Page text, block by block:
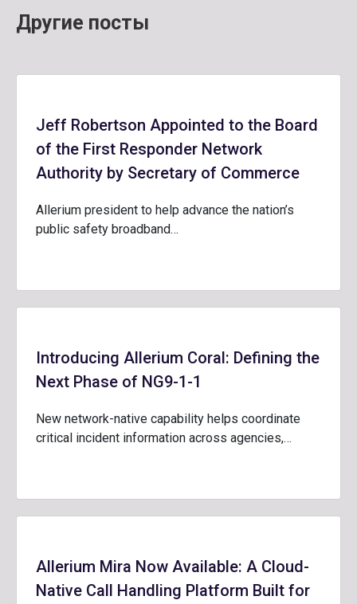
Другие посты
Jeff Robertson Appointed to the Board
of the First Responder Network
Authority by Secretary of Commerce
Allerium president to help advance the nation’s
public safety broadband…
Introducing Allerium Coral: Defining the
Next Phase of NG9-1-1
New network-native capability helps coordinate
critical incident information across agencies,…
Allerium Mira Now Available: A Cloud-
Native Call Handling Platform Built for